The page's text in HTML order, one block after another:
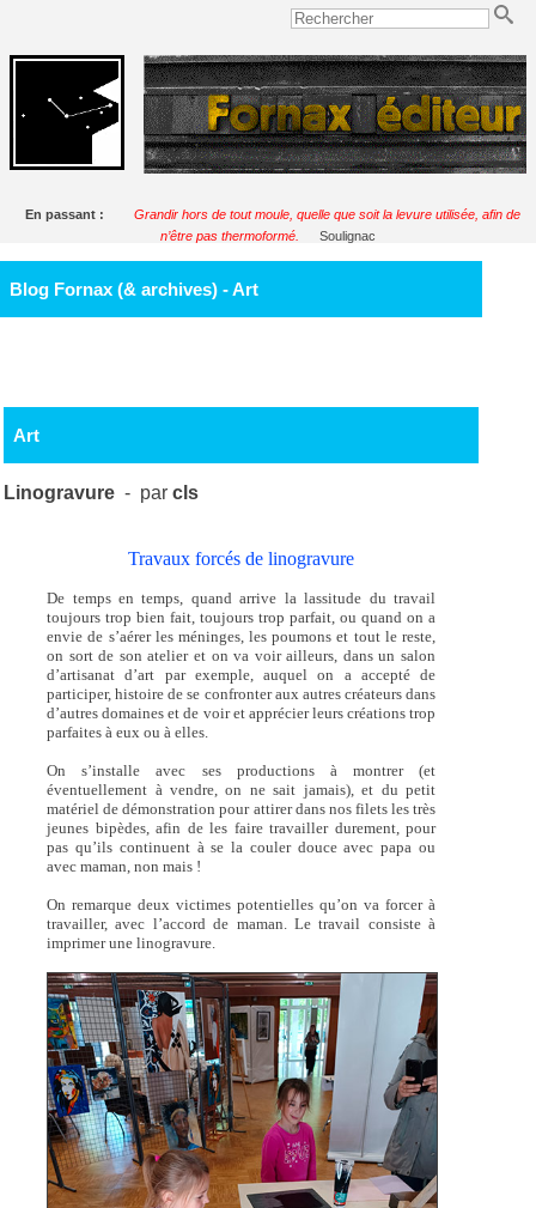
En passant :
Grandir hors de tout moule, quelle que soit la levure utilisée, afin de
n’être pas thermoformé.
Soulignac
Blog Fornax (& archives) - Art
Art
Linogravure - parcls
Travaux forcés de linogravure
De temps en temps, quand arrive la lassitude du travail
toujours trop bien fait, toujours trop parfait, ou quand on a
envie de s’aérer les méninges, les poumons et tout le reste,
on sort de son atelier et on va voir ailleurs, dans un salon
d’artisanat d’art par exemple, auquel on a accepté de
participer, histoire de se confronter aux autres créateurs dans
d’autres domaines et de voir et apprécier leurs créations trop
parfaites à eux ou à elles.
On s’installe avec ses productions à montrer (et
éventuellement à vendre, on ne sait jamais), et du petit
matériel de démonstration pour attirer dans nos filets les très
jeunes bipèdes, afin de les faire travailler durement, pour
pas qu’ils continuent à se la couler douce avec papa ou
avec maman, non mais !
On remarque deux victimes potentielles qu’on va forcer à
travailler, avec l’accord de maman. Le travail consiste à
imprimer une linogravure.